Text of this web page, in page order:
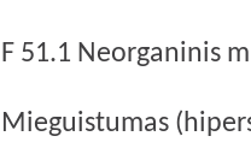
F 51.1 Neorganinis
Mieguistumas